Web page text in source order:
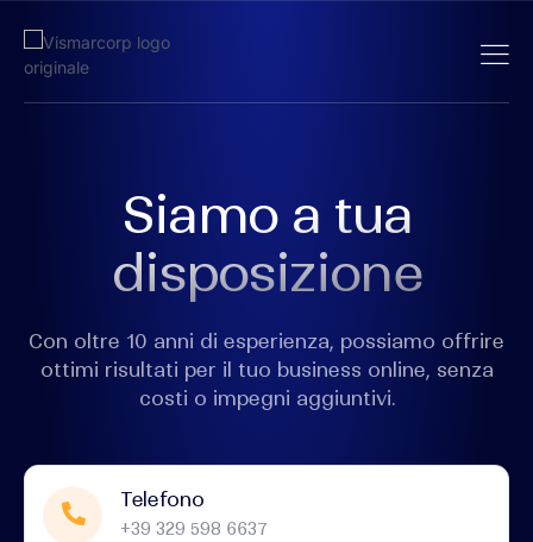
Siamo a tua
disposizione
Con oltre 10 anni di esperienza, possiamo offrire
ottimi risultati per il tuo business online, senza
costi o impegni aggiuntivi.
Telefono
+39 329 598 6637